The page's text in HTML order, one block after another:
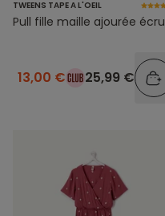
TWEENS TAPE A L'OEIL
Pull fille maille ajourée écru
13,00 € 25,99 €